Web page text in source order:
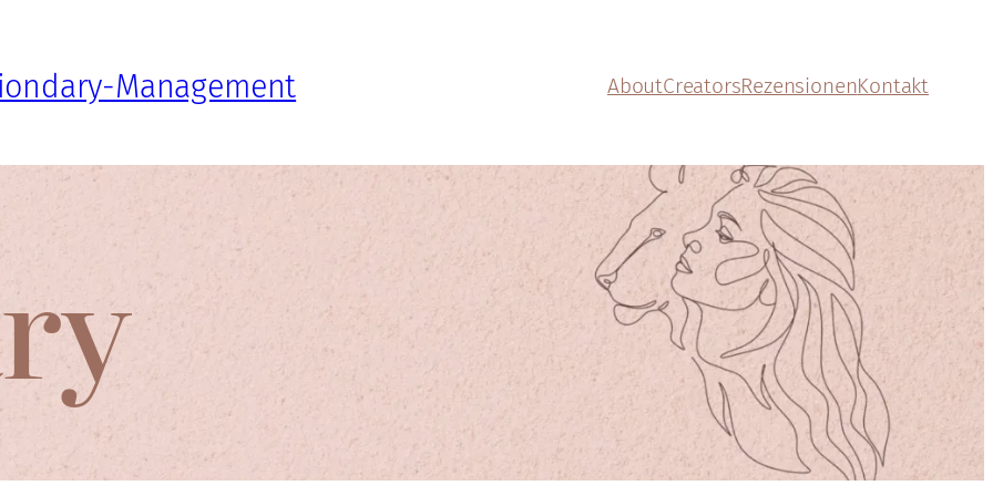
Management AboutCreatorsRezensionenKontakt